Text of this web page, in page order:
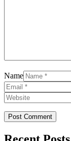
Name